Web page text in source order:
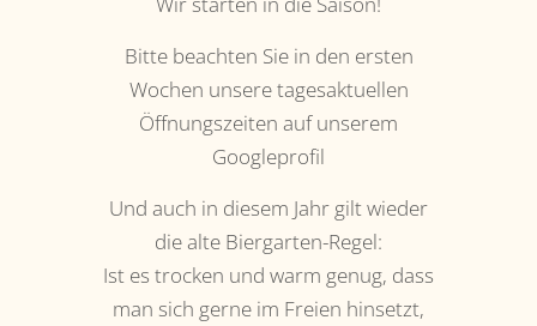
Bitte beachten Sie in den ersten
Wochen unsere tagesaktuellen
Öffnungszeiten auf unserem
Googleprofil
Und auch in diesem Jahr gilt wieder
die alte Biergarten-Regel:
Ist es trocken und warm genug, dass
man sich gerne im Freien hinsetzt,